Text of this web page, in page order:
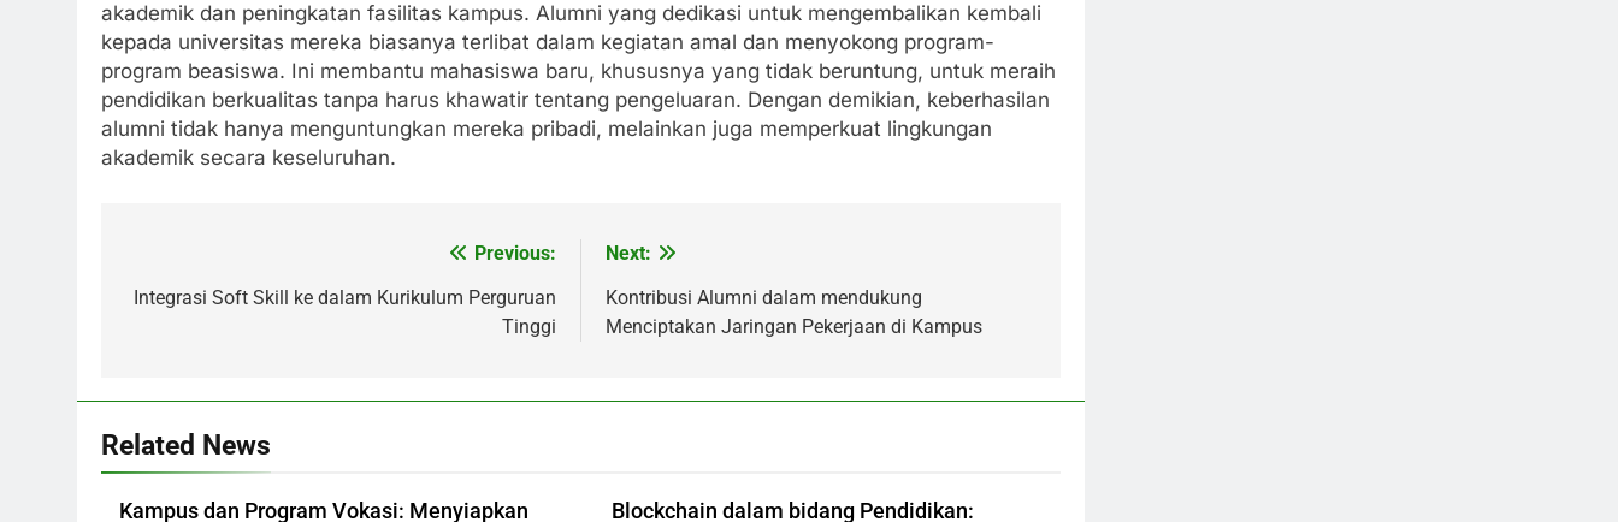
akademik dan peningkatan fasilitas kampus. Alumni yang dedikasi untuk mengembalikan kembali
kepada universitas mereka biasanya terlibat dalam kegiatan amal dan menyokong program-
program beasiswa. Ini membantu mahasiswa baru, khususnya yang tidak beruntung, untuk meraih
pendidikan berkualitas tanpa harus khawatir tentang pengeluaran. Dengan demikian, keberhasilan
alumni tidak hanya menguntungkan mereka pribadi, melainkan juga memperkuat lingkungan
akademik secara keseluruhan.
navigation
Previous:
Integrasi Soft Skill ke dalam Kurikulum Perguruan
Tinggi
Next:
Kontribusi Alumni dalam mendukung
Menciptakan Jaringan Pekerjaan di Kampus
Related News
Kampus dan Program Vokasi: Menyiapkan Blockchain dalam bidang Pendidikan: